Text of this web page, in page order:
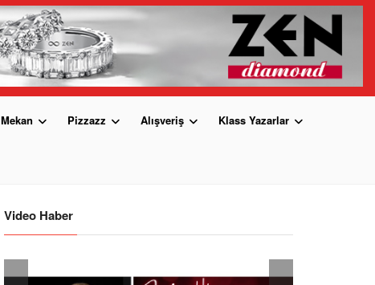
Mekan Pizzazz Alışveriş Klass Yazarlar
Video Haber